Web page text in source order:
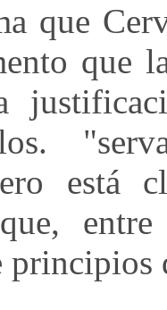
que
que
está